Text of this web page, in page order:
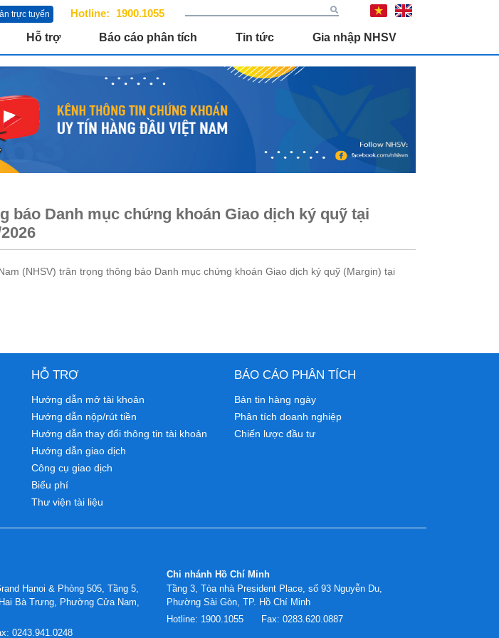
trực tuyến Hotline:
1900.1055
Hỗ trợ Báo cáo phân tích Tin tức Gia nhập NHSV
báo Danh mục chứng khoán Giao dịch ký quỹ tại
(NHSV) trân trọng thông báo Danh mục chứng khoán Giao dịch ký quỹ (Margin) tại
HỖ TRỢ
Hướng dẫn mở tài khoản
Hướng dẫn nộp/rút tiền
Hướng dẫn thay đổi thông tin tài khoản
Hướng dẫn giao dịch
Công cụ giao dịch
Biểu phí
Thư viện tài liệu
BÁO CÁO PHÂN TÍCH
Bản tin hàng ngày
Phân tích doanh nghiệp
Chiến lược đầu tư
Hanoi & Phòng 505, Tầng 5,
Bà Trưng, Phường Cửa Nam,
0243.941.0248
Chi nhánh Hồ Chí Minh
Tầng 3, Tòa nhà President Place, số 93 Nguyễn Du,
Phường Sài Gòn, TP. Hồ Chí Minh
Hotline: 1900.1055 Fax: 0283.620.0887